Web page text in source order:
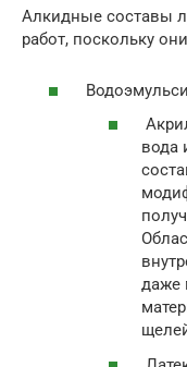
Алкидные составы
работ, поскольку
вода
даже